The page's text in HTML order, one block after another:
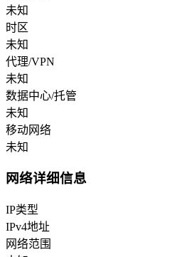
未知
时区
未知
代理/VPN
未知
数据中心/托管
未知
移动网络
未知
网络详细信息
IP类型
IPv4地址
网络范围